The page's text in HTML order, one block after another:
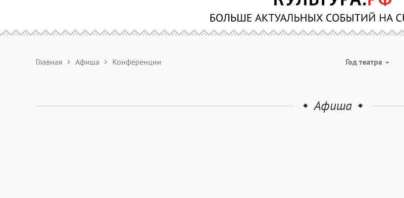
Главная Афиша Конференции Год театра
Афиша